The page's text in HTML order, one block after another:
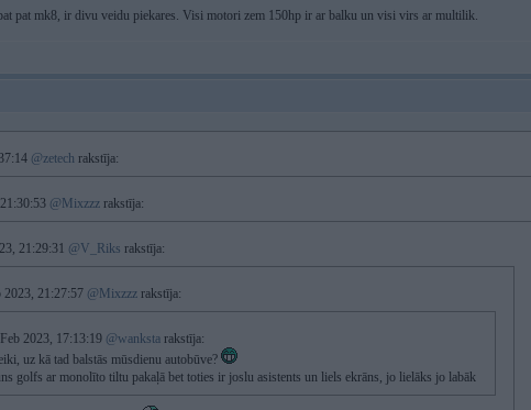
pat mk8, ir divu veidu piekares. Visi motori zem 150hp ir ar balku un visi virs ar multilik.
@zetech rakstīja:
@Mixzzz rakstīja:
21:29:31 @V_Riks rakstīja:
2023, 21:27:57 @Mixzzz rakstīja:
2023, 17:13:19 @wanksta rakstīja:
uz kā tad balstās mūsdienu autobūve?
golfs ar monolīto tiltu pakaļā bet toties ir joslu asistents un liels ekrāns, jo lielāks jo labāk